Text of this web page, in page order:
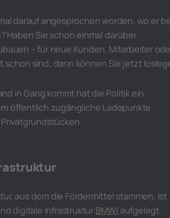
darauf angesprochen worden, wo er
Haben Sie schon einmal darüber
– für neue Kunden, Mitarbeiter
schon sind, dann können Sie jetzt
in Gang kommt hat die Politik ein
öffentlich zugängliche Ladepunkte
aus dem die Fördermittel stammen, ist
digitale Infrastruktur BMWI aufgelegt